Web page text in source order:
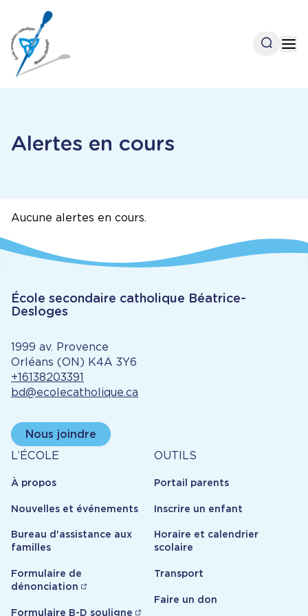
contenu
principal
Open
Alertes en cours
Aucune alertes en cours.
École secondaire catholique Béatrice-
Desloges
1999 av. Provence
Orléans (ON) K4A 3Y6
+16138203391
bd@ecolecatholique.ca
Nous joindre
À
propos
L’ÉCOLE
À propos
Nouvelles et événements
Bureau d'assistance aux
familles
Formulaire de
dénonciation
Formulaire B-D souligne
Outils
OUTILS
Portail parents
Inscrire un enfant
Horaire et calendrier
scolaire
Transport
Faire un don